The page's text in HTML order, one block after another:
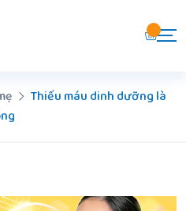
Thiếu máu dinh dưỡng là